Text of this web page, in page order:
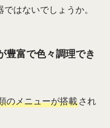
はないでしょうか。
豊富で色々調理でき
のメニューが搭載され